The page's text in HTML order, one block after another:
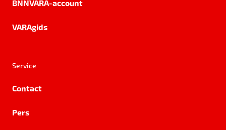
BNNVARA-account
VARAgids
Service
Contact
Pers